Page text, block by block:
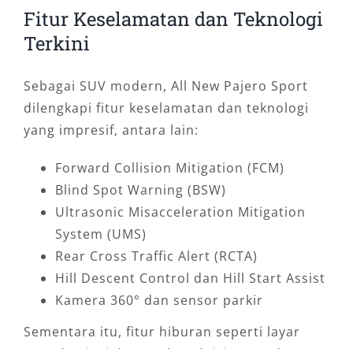
Fitur Keselamatan dan Teknologi
Terkini
Sebagai SUV modern, All New Pajero Sport
dilengkapi fitur keselamatan dan teknologi
yang impresif, antara lain:
Forward Collision Mitigation (FCM)
Blind Spot Warning (BSW)
Ultrasonic Misacceleration Mitigation
System (UMS)
Rear Cross Traffic Alert (RCTA)
Hill Descent Control dan Hill Start Assist
Kamera 360° dan sensor parkir
Sementara itu, fitur hiburan seperti layar